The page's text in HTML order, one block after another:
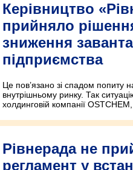
Керівництво
прийняло
зниження
підприємства
Це пов’язано зі спадом попиту
внутрішньому ринку. Так
холдинговій компанії
Рівнерада не
регламент у